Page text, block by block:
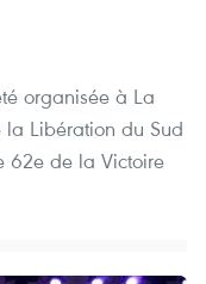
organisée à La
Libération du Sud
62e de la Victoire